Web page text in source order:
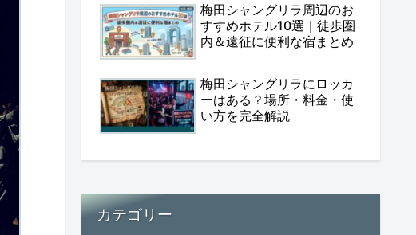
梅田シャングリラ周辺のお
すすめホテル10選｜徒歩圏
内＆遠征に便利な宿まとめ
梅田シャングリラにロッカ
ーはある？場所・料金・使
い方を完全解説
カテゴリー